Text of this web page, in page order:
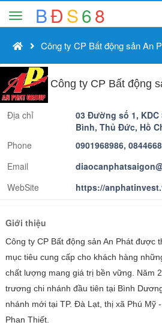
BĐS68
Công ty CP Bất động sản An
Công ty CP Bất động
Địa chỉ
03 Đường số 1, KDC
Bình, Thủ Đức, Hồ
Phone
0901968986,
Email
WebSite
https://
Giới thiệu
Công ty CP Bất động sản An Phát được
mục tiêu cung cấp cho khách hàng
chất lượng mang giá trị bền vững. Năm
trương chi nhánh đầu tiên tại Bình
nhánh mới tại TP. Đà Lạt, thị xã Phú Mỹ
Phan Thiết.